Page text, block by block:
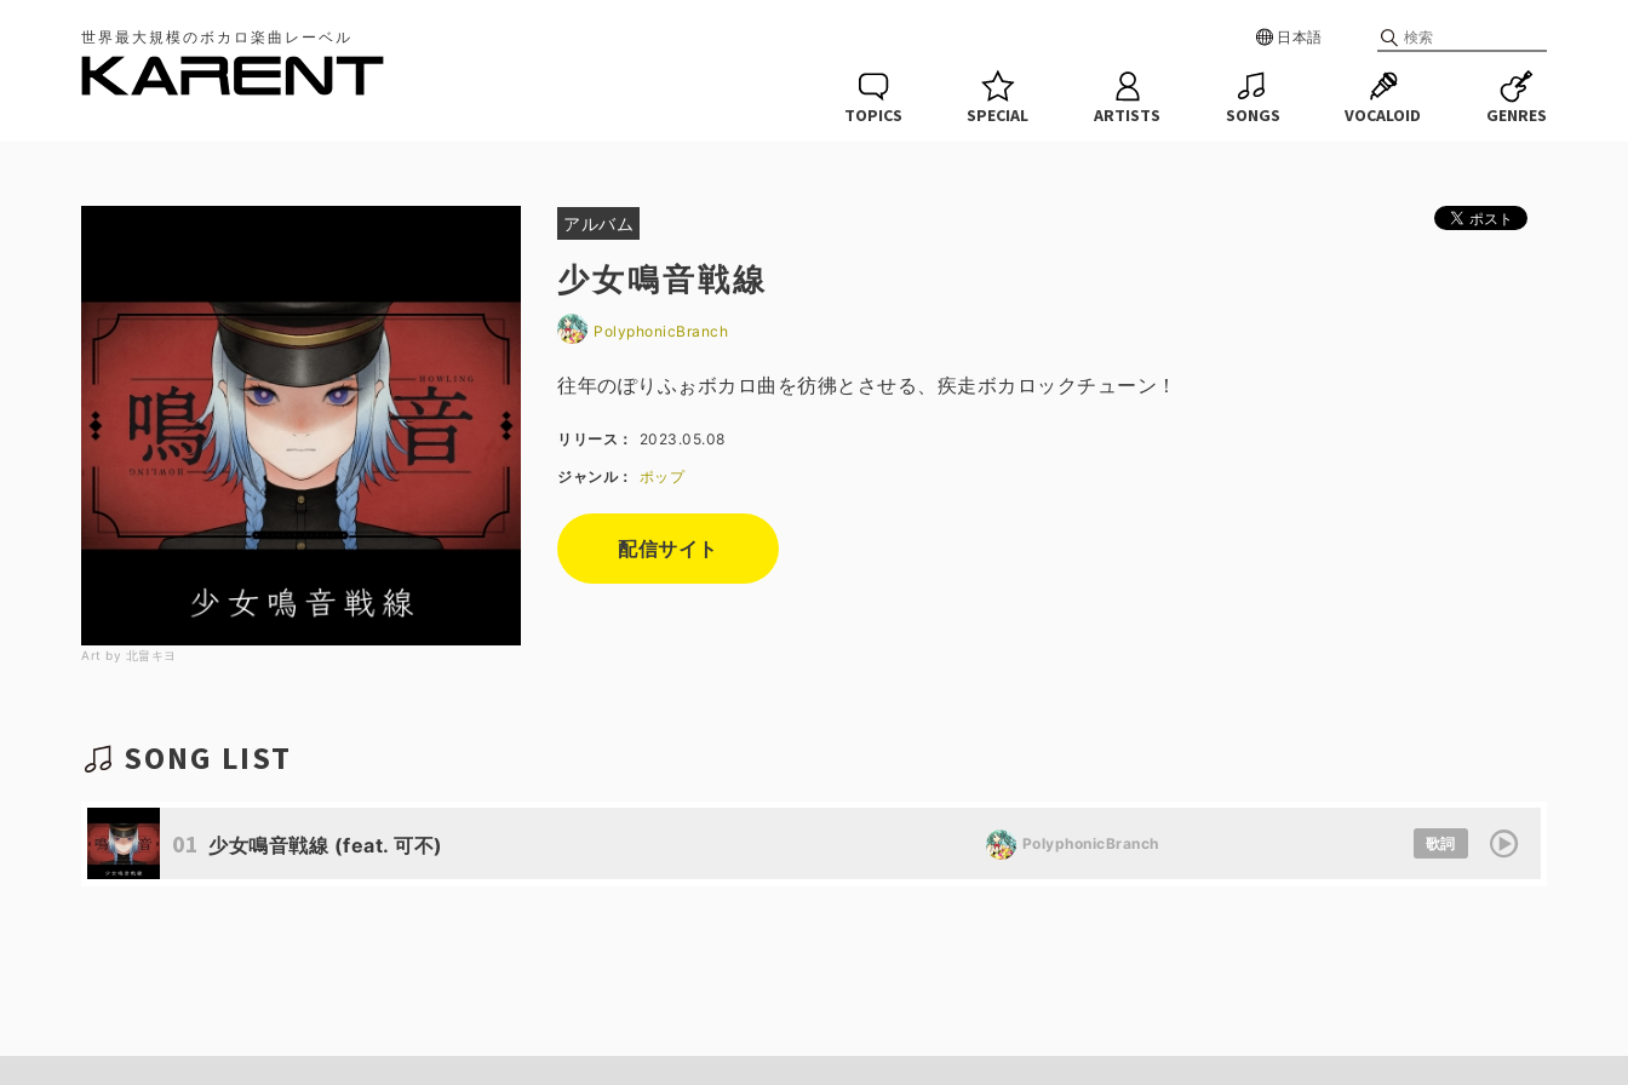
世界最大規模のボカロ楽曲レーベル 日本語
TOPICS SPECIAL ARTISTS SONGS VOCALOID GENRES
Art by 北畠キヨ
アルバム
少女鳴音戦線
PolyphonicBranch
往年のぽりふぉボカロ曲を彷彿とさせる、疾走ボカロックチューン！
リリース： 2023.05.08
ジャンル： ポップ
配信サイト
SONG LIST
01 少女鳴音戦線 (feat. 可不) PolyphonicBranch 歌詞